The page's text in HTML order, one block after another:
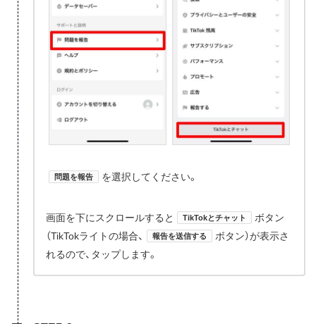
問題を報告 を選択してください。
画面を下にスクロールすると TikTokとチャット
ボタン
（TikTokライトの場合、
報告を送信する
ボタン）が表示さ
れるので、タップします。